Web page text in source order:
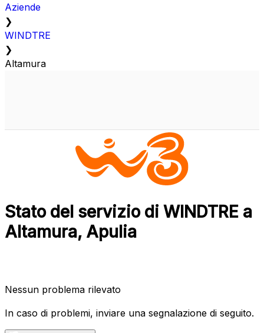
Aziende
❯
WINDTRE
❯
Altamura
Stato del servizio di WINDTRE a
Altamura, Apulia
Nessun problema rilevato
In caso di problemi, inviare una segnalazione di seguito.